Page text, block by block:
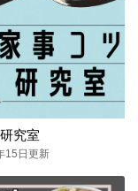
究室
15日更新